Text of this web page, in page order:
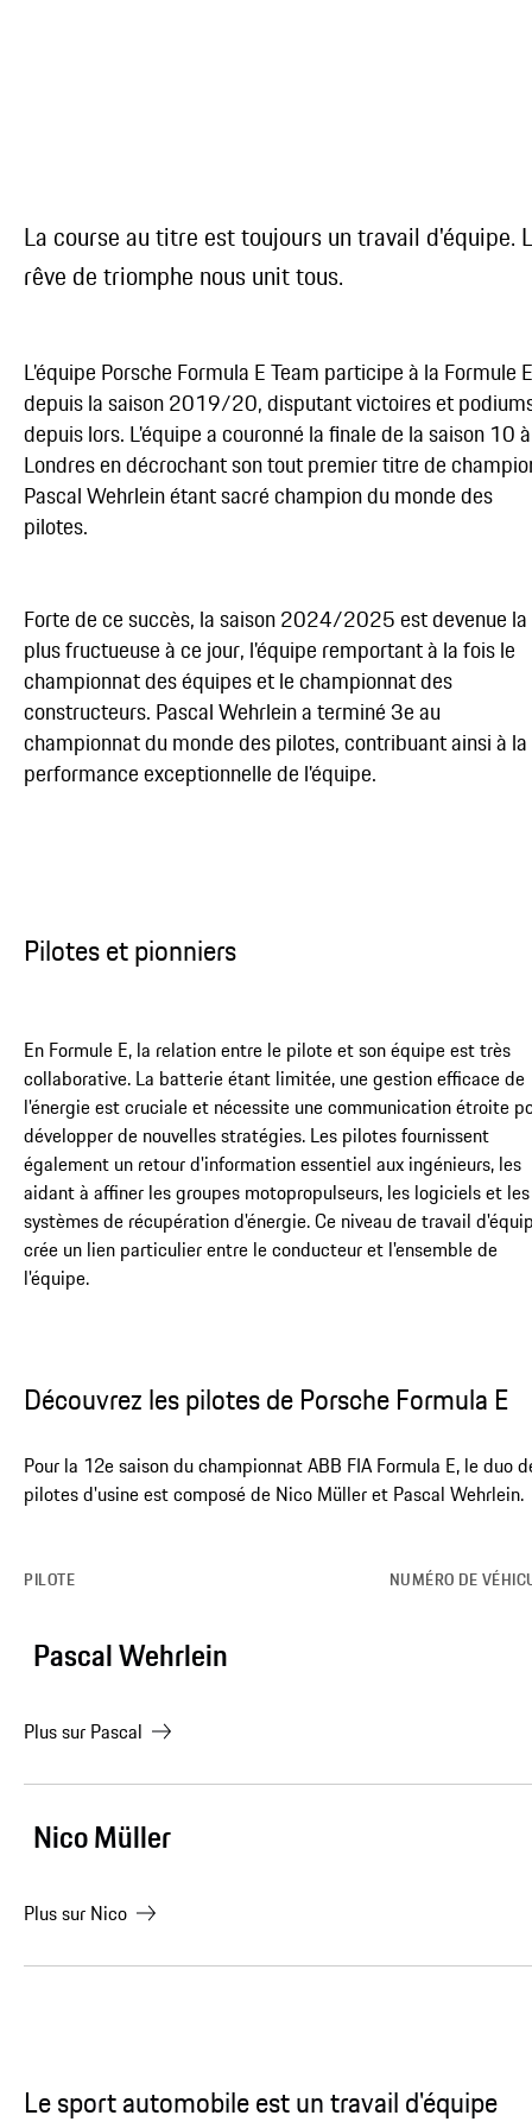
La course au titre est toujours un travail d'équipe.
rêve de triomphe nous unit tous.
L'équipe Porsche Formula E Team participe à la Formule E
depuis la saison 2019/20, disputant victoires et
depuis lors. L'équipe a couronné la finale de la saison 10 à
Londres en décrochant son tout premier titre de
Pascal Wehrlein étant sacré champion du monde des
pilotes.
Forte de ce succès, la saison 2024/2025 est devenue la
plus fructueuse à ce jour, l'équipe remportant à la fois le
championnat des équipes et le championnat des
constructeurs. Pascal Wehrlein a terminé 3e au
championnat du monde des pilotes, contribuant ainsi à la
performance exceptionnelle de l'équipe.
Pilotes et pionniers
En Formule E, la relation entre le pilote et son équipe est très
collaborative. La batterie étant limitée, une gestion efficace de
l'énergie est cruciale et nécessite une communication étroite
développer de nouvelles stratégies. Les pilotes fournissent
également un retour d'information essentiel aux ingénieurs, les
aidant à affiner les groupes motopropulseurs, les logiciels et les
systèmes de récupération d'énergie. Ce niveau de travail
crée un lien particulier entre le conducteur et l'ensemble de
l'équipe.
Découvrez les pilotes de Porsche Formula E
Pour la 12e saison du championnat ABB FIA Formula E, le duo
pilotes d'usine est composé de Nico Müller et Pascal Wehrlein.
PILOTE NUMÉRO DE
Pascal Wehrlein
Plus sur Pascal
Nico Müller
Plus sur Nico
Le sport automobile est un travail d'équipe